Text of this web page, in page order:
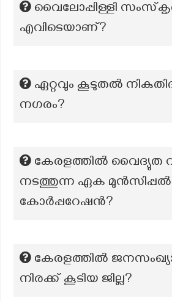
വൈലോപ്പിള്ളി
എവിടെയാണ്?
ഏറ്റവും കൂടുതൽ
നഗരം?
കേരളത്തിൽ വൈദ്യുത
നടത്തുന്ന ഏക മുൻസിപ്പൽ
കോർപ്പറേഷൻ?
കേരളത്തിൽ
നിരക്ക് കൂടിയ ജില്ല?